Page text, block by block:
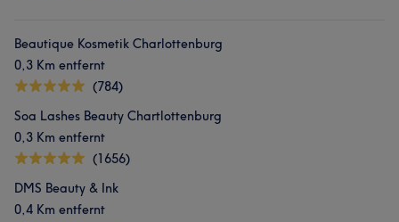
Beautique Kosmetik Charlottenburg
0,3 Km entfernt
(784)
Soa Lashes Beauty Chartlottenburg
0,3 Km entfernt
(1656)
DMS Beauty & Ink
0,4 Km entfernt